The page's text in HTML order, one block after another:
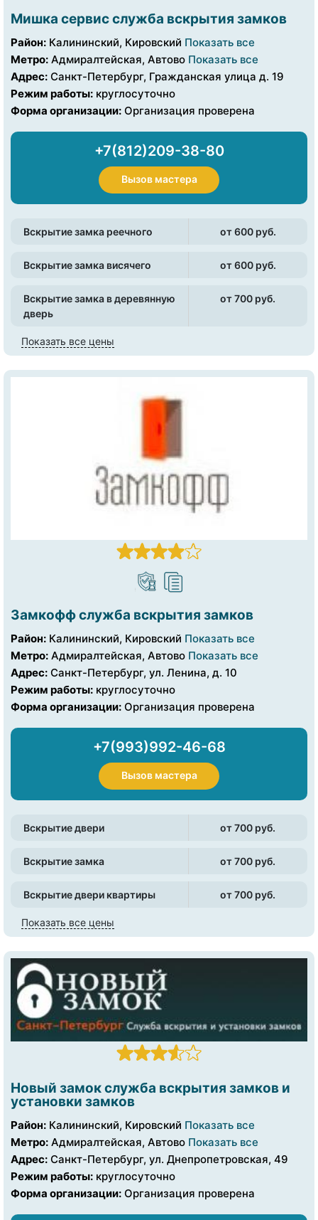
Мишка сервис служба вскрытия замков
Район: Калининский, Кировский Показать все
Метро: Адмиралтейская, Автово Показать все
Адрес: Санкт-Петербург, Гражданская улица д. 19
Режим работы: круглосуточно
Форма организации: Организация проверена
+7(812)209-38-80
Вызов мастера
Вскрытие замка реечного от 600 pуб.
Вскрытие замка висячего от 600 pуб.
Вскрытие замка в деревянную
дверь
от 700 pуб.
Показать все цены
Замкофф служба вскрытия замков
Район: Калининский, Кировский Показать все
Метро: Адмиралтейская, Автово Показать все
Адрес: Санкт-Петербург, ул. Ленина, д. 10
Режим работы: круглосуточно
Форма организации: Организация проверена
+7(993)992-46-68
Вызов мастера
Вскрытие двери от 700 pуб.
Вскрытие замка от 700 pуб.
Вскрытие двери квартиры от 700 pуб.
Показать все цены
Новый замок служба вскрытия замков и
установки замков
Район: Калининский, Кировский Показать все
Метро: Адмиралтейская, Автово Показать все
Адрес: Санкт-Петербург, ул. Днепропетровская, 49
Режим работы: круглосуточно
Форма организации: Организация проверена